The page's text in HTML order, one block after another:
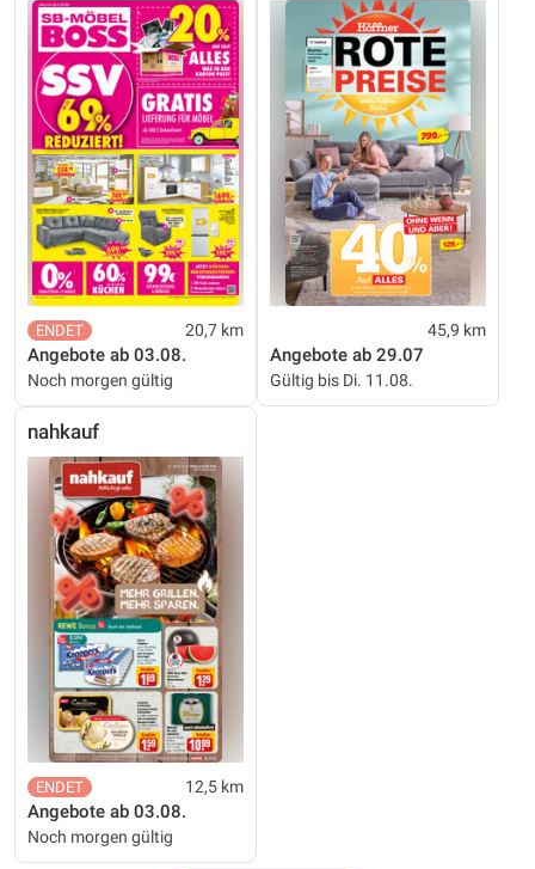
20,7 km
Angebote ab 03.08.
Noch morgen gültig
45,9 km
Angebote ab 29.07
Gültig bis Di. 11.08.
nahkauf
12,5 km
Angebote ab 03.08.
Noch morgen gültig